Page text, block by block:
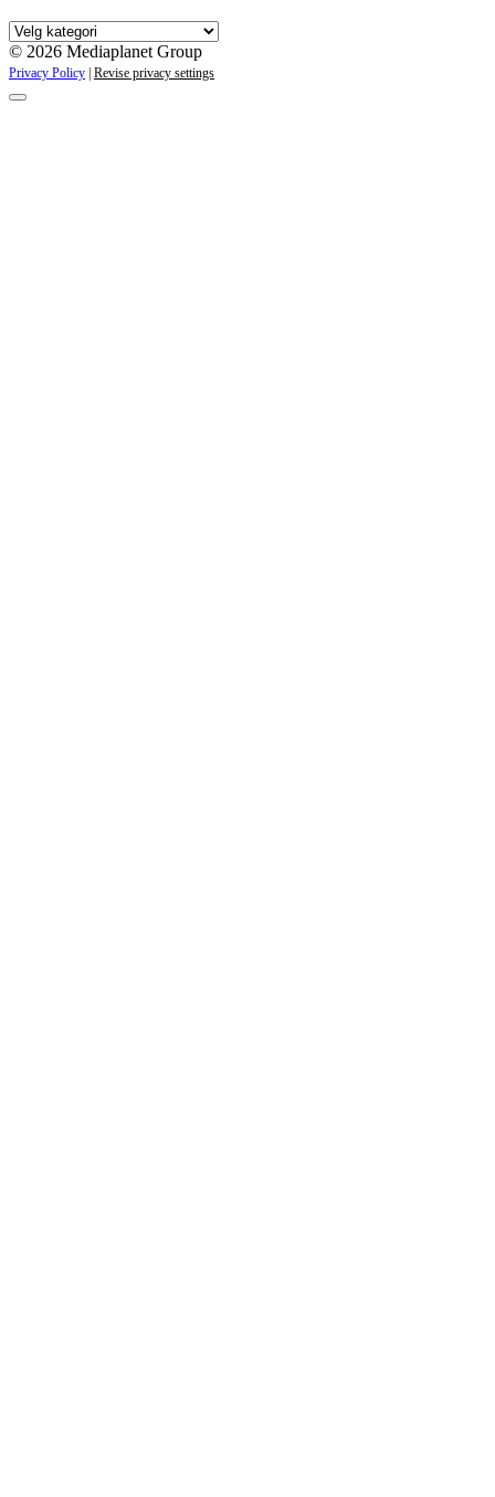
Våre
kampanjer
© 2026 Mediaplanet Group
Privacy Policy Revise privacy settings